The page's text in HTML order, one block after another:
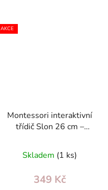
AKCE
Montessori interaktivní
třídič Slon 26 cm –
děti od 18 měsíců
Skladem (1 ks)
349 Kč